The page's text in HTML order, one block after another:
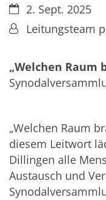
Datum:2. Sept. 2025
Von:Leitungsteam
„Welchen Raum
„Welchen Raum
diesem Leitwort
Dillingen alle
Austausch und